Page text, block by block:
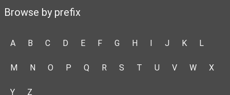
Browse by prefix
A B C D E F G H I J K L
M N O P Q R S T U V W X
Y Z